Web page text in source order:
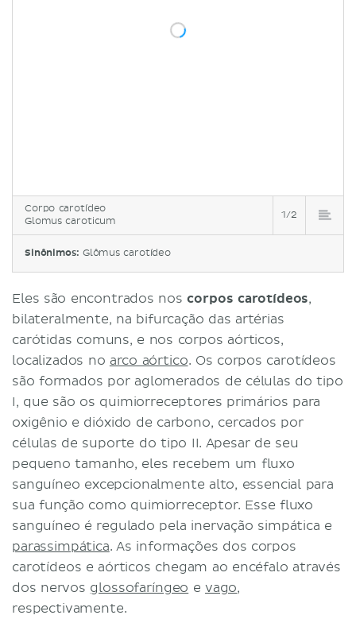
Corpo carotídeo
Glomus caroticum
1/2
Sinônimos: Glômus carotídeo
Eles são encontrados noscorpos carotídeos,
bilateralmente, na bifurcação das artérias
carótidas comuns, e nos corpos aórticos,
localizados no arco aórtico. Os corpos carotídeos
são formados por aglomerados de células do tipo
I, que são os quimiorreceptores primários para
oxigênio e dióxido de carbono, cercados por
células de suporte do tipo II. Apesar de seu
pequeno tamanho, eles recebem um fluxo
sanguíneo excepcionalmente alto, essencial para
sua função como quimiorreceptor. Esse fluxo
sanguíneo é regulado pela inervação simpática e
parassimpática. As informações dos corpos
carotídeos e aórticos chegam ao encéfalo através
dos nervos glossofaríngeo e vago,
respectivamente.